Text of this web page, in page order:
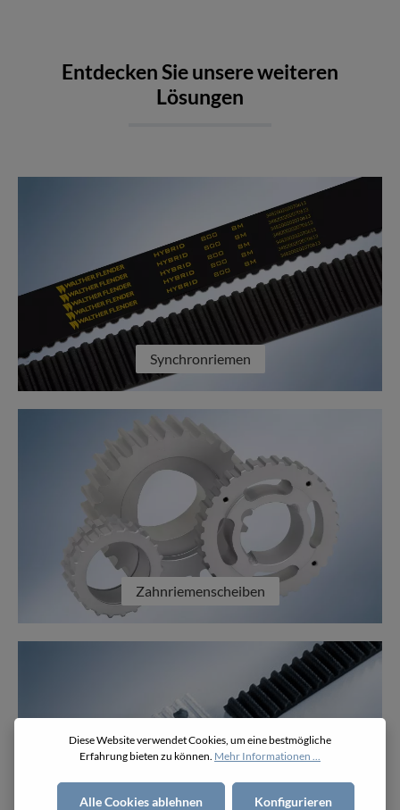
Entdecken Sie unsere weiteren
Lösungen
Synchronriemen
Zahnriemenscheiben
Diese Website verwendet Cookies, um eine bestmögliche
Erfahrung bieten zu können. Mehr Informationen ...
Alle Cookies ablehnen Konfigurieren